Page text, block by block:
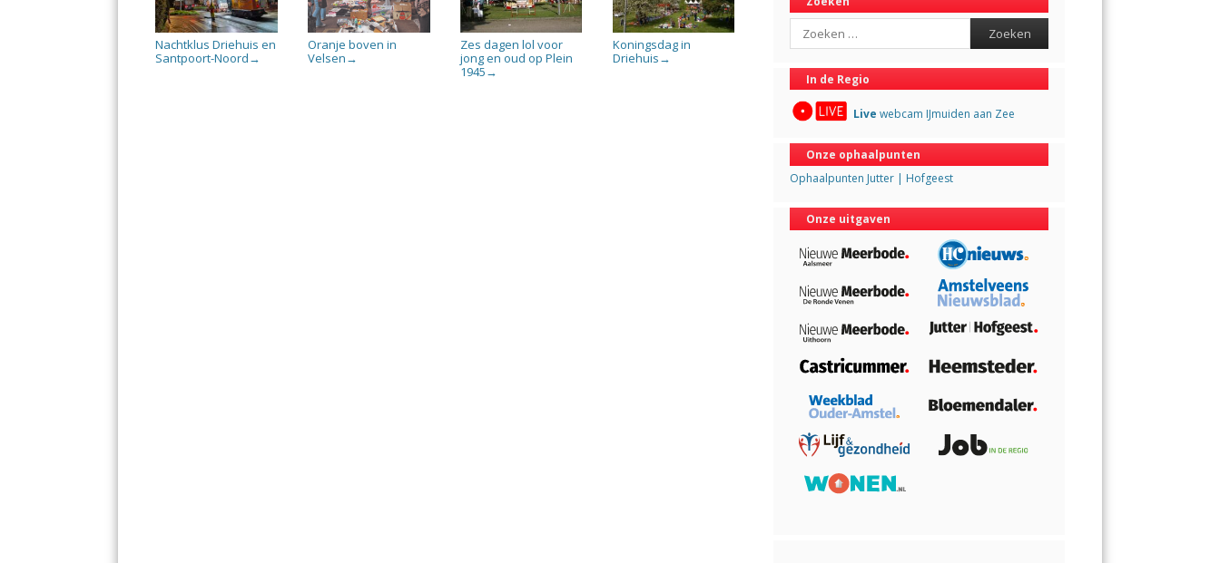
Nachtklus Driehuis en
Santpoort-Noord →
Oranje boven in
Velsen →
Zes dagen lol voor
jong en oud op Plein
1945 →
Koningsdag in
Driehuis →
Search
In de Regio
Live webcam IJmuiden aan Zee
Onze ophaalpunten
Ophaalpunten Jutter | Hofgeest
Onze uitgaven